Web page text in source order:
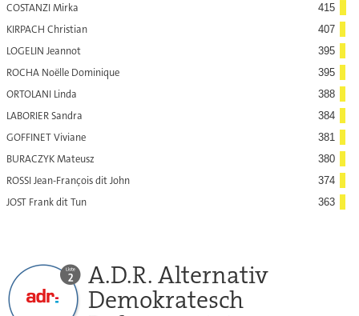
COSTANZI Mirka 415
KIRPACH Christian 407
LOGELIN Jeannot 395
ROCHA Noëlle Dominique 395
ORTOLANI Linda 388
LABORIER Sandra 384
GOFFINET Viviane 381
BURACZYK Mateusz 380
ROSSI Jean-François dit John 374
JOST Frank dit Tun 363
A.D.R. Alternativ
Demokratesch